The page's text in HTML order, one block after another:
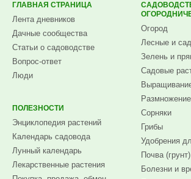
ГЛАВНАЯ СТРАНИЦА
Лента дневников
Дачные сообщества
Статьи о садоводстве
Вопрос-ответ
Люди
ПОЛЕЗНОСТИ
Энциклопедия растений
Календарь садовода
Лунный календарь
Лекарственные растения
Огород
Лесные и
Зелень и
Садовые
Сорняки
Грибы
Удобрения
Почва (грунт)
Болезни и